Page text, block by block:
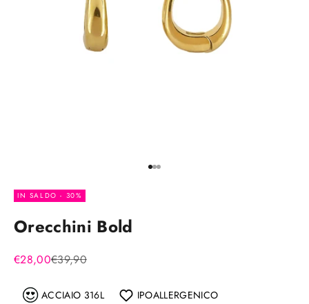
Vai all'articolo 1
Vai all'articolo 2
Vai all'articolo 3
IN SALDO - 30%
Orecchini Bold
Prezzo scontato
€28,00Prezzo
€39,90
ACCIAIO 316L IPOALLERGENICO